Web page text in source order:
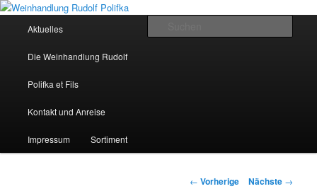
Weinhandlung Rudolf Polifka
Zum Inhalt wechseln
Aktuelles
Die Weinhandlung Rudolf
Polifka et Fils
Kontakt und Anreise
Impressum Sortiment
Artikelnavigation
← Vorherige Nächste →